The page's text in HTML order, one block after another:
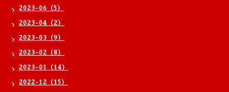
2023-06（5）
2023-04（2）
2023-03（9）
2023-02（8）
2023-01（14）
2022-12（15）